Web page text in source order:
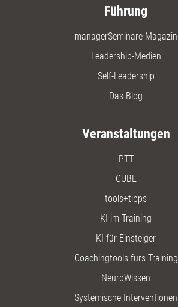
Führung
managerSeminare Magazin
Leadership-Medien
Self-Leadership
Das Blog
Veranstaltungen
PTT
CUBE
tools+tipps
KI im Training
KI für Einsteiger
Coachingtools fürs Training
NeuroWissen
Systemische Interventionen